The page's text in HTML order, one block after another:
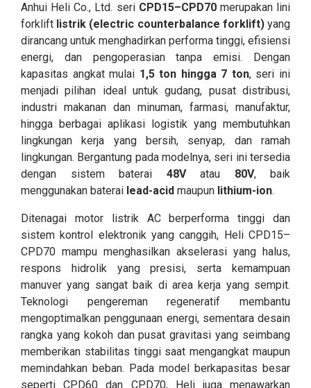
Anhui Heli Co., Ltd. seri CPD15–CPD70merupakan lini
forklift listrik (electric counterbalance forklift)yang
dirancang untuk menghadirkan performa tinggi, efisiensi
energi, dan pengoperasian tanpa emisi. Dengan
kapasitas angkat mulai 1,5 ton hingga 7 ton, seri ini
menjadi pilihan ideal untuk gudang, pusat distribusi,
industri makanan dan minuman, farmasi, manufaktur,
hingga berbagai aplikasi logistik yang membutuhkan
lingkungan kerja yang bersih, senyap, dan ramah
lingkungan. Bergantung pada modelnya, seri ini tersedia
dengan sistem baterai 48Vatau 80V, baik
menggunakan baterai lead-acid maupun lithium-ion.
Ditenagai motor listrik AC berperforma tinggi dan
sistem kontrol elektronik yang canggih, Heli CPD15–
CPD70 mampu menghasilkan akselerasi yang halus,
respons hidrolik yang presisi, serta kemampuan
manuver yang sangat baik di area kerja yang sempit.
Teknologi pengereman regeneratif membantu
mengoptimalkan penggunaan energi, sementara desain
rangka yang kokoh dan pusat gravitasi yang seimbang
memberikan stabilitas tinggi saat mengangkat maupun
memindahkan beban. Pada model berkapasitas besar
seperti CPD60 dan CPD70, Heli juga menawarkan